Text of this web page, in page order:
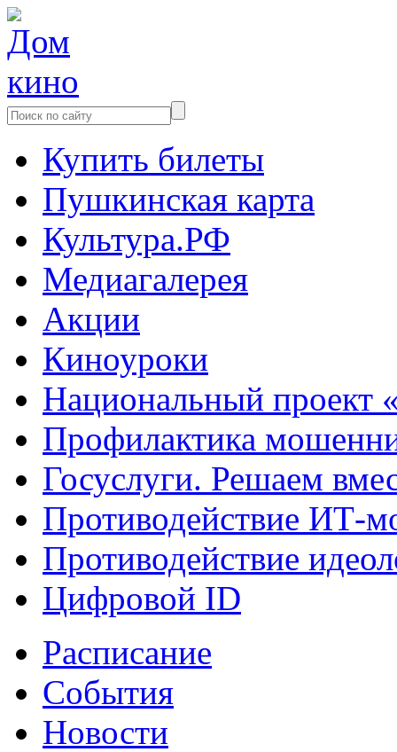
Купить билеты
Пушкинская карта
Культура.РФ
Медиагалерея
Акции
Киноуроки
Национальный проект
Профилактика
Госуслуги. Решаем
Противодействие ИТ-
Противодействие
Цифровой ID
Расписание
События
Новости